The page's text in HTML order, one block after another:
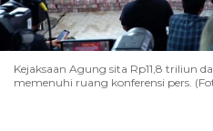
Kejaksaan Agung sita Rp11,8 triliun
memenuhi ruang konferensi pers.